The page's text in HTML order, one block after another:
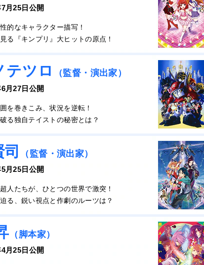
月25日公開
的なキャラクター描写！
る『キンプリ』大ヒットの原点！
テツロ （監督・演出家）
月27日公開
を巻きこみ、状況を逆転！
る独自テイストの秘密とは？
（監督・演出家）
月25日公開
人たちが、ひとつの世界で激突！
る、鋭い視点と作劇のルーツは？
（脚本家）
月25日公開